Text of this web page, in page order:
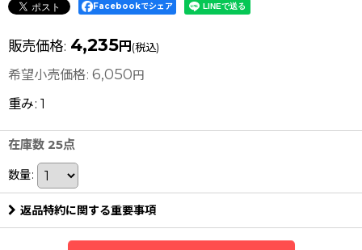
Facebookでシェア
販売価格: 4,235円 (税込)
希望小売価格: 6,050円
重み: 1
在庫数 25点
数量:
返品特約に関する重要事項